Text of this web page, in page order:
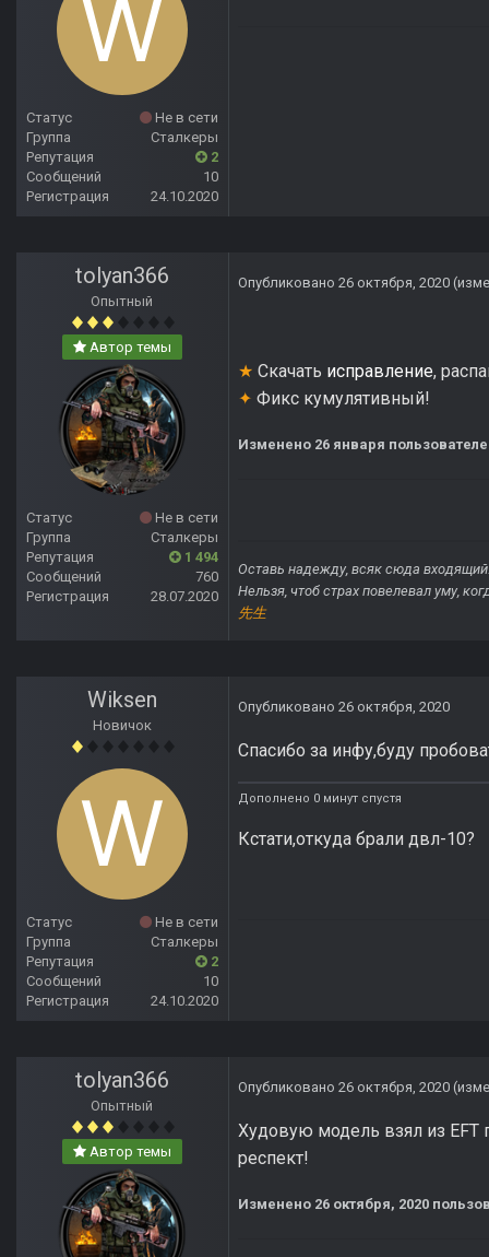
Статус
Не в сети
Группа
Сталкеры
Репутация
2
Сообщений
10
Регистрация
24.10.2020
tolyan366
Опытный
Автор темы
Статус
Не в сети
Группа
Сталкеры
Репутация
1 494
Сообщений
760
Регистрация
28.07.2020
Опубликовано 26 октября, 2020
★ Скачать исправление,
✦ Фикс кумулятивный!
Изменено 26 января
Оставь надежду, всяк сюда
Нельзя, чтоб страх повелевал уму,
先生
Wiksen
Новичок
Статус
Не в сети
Группа
Сталкеры
Репутация
2
Сообщений
10
Регистрация
24.10.2020
Опубликовано 26 октября, 2020
Спасибо за инфу,буду
Дополнено 0 минут спустя
Кстати,откуда брали двл-10?
tolyan366
Опытный
Автор темы
Опубликовано 26 октября, 2020
Худовую модель взял из
респект!
Изменено 26 октября, 2020